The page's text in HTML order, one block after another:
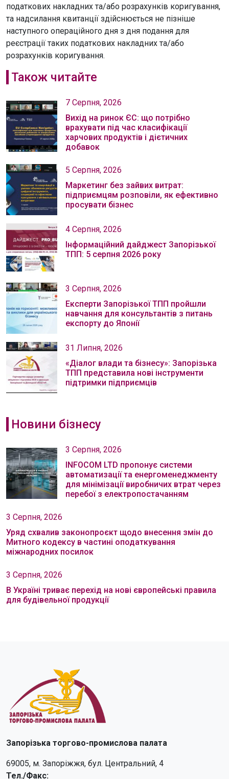
податкових накладних та/або розрахунків коригування,
та надсилання квитанції здійснюється не пізніше
наступного операційного дня з дня подання для
реєстрації таких податкових накладних та/або
розрахунків коригування.
Також читайте
7 Серпня, 2026
Вихід на ринок ЄС: що потрібно
врахувати під час класифікації
харчових продуктів і дієтичних
добавок
5 Серпня, 2026
Маркетинг без зайвих витрат:
підприємцям розповіли, як ефективно
просувати бізнес
4 Серпня, 2026
Інформаційний дайджест Запорізької
ТПП: 5 серпня 2026 року
3 Серпня, 2026
Експерти Запорізької ТПП пройшли
навчання для консультантів з питань
експорту до Японії
31 Липня, 2026
«Діалог влади та бізнесу»: Запорізька
ТПП представила нові інструменти
підтримки підприємців
Новини бізнесу
3 Серпня, 2026
INFOCOM LTD пропонує системи
автоматизації та енергоменеджменту
для мінімізації виробничих втрат через
перебої з електропостачанням
3 Серпня, 2026
Уряд схвалив законопроєкт щодо внесення змін до
Митного кодексу в частині оподаткування
міжнародних посилок
3 Серпня, 2026
В Україні триває перехід на нові європейські правила
для будівельної продукції
Запорізька торгово-промислова палата
69005, м. Запоріжжя, бул. Центральний, 4
Тел./Факс: